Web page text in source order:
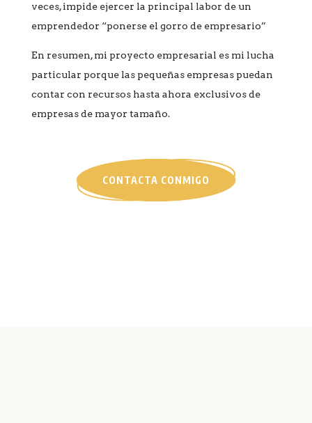
veces, impide ejercer la principal labor de un
emprendedor “ponerse el gorro de empresario”
En resumen, mi proyecto empresarial es mi lucha
particular porque las pequeñas empresas puedan
contar con recursos hasta ahora exclusivos de
empresas de mayor tamaño.
CONTACTA CONMIGO